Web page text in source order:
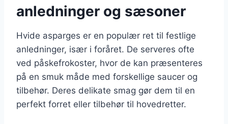
anledninger og sæsoner
Hvide asparges er en populær ret til festlige
anledninger, især i foråret. De serveres ofte
ved påskefrokoster, hvor de kan præsenteres
på en smuk måde med forskellige saucer og
tilbehør. Deres delikate smag gør dem til en
perfekt forret eller tilbehør til hovedretter.